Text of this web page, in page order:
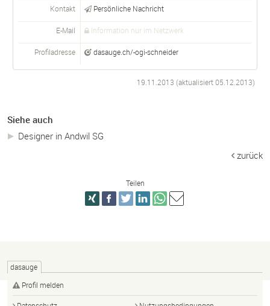
Kontakt Persönliche Nachricht
E-Mail Information nur im Netzwerk
Profiladresse dasauge.ch/-ogi-schneider
19.11.2013 (aktualisiert05.12.2013)
Siehe auch
Designer in Andwil SG
zurück
Teilen
dasauge
Profil melden